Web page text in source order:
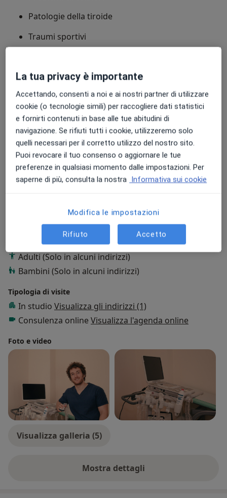
Patologie della tiroide
Traumi sportivi
orari di appuntamento, perché il tempo e la serenità
del paziente sono importanti quanto la qualità
dell’esame diagnostico.
Altro Su di me
Aree di competenza principali:
Radiodiagnostica
Radiologia oncologica
Radiologia e diagnostica per immagini
Aneurisma aortico
Osteoartrosi
Presso questo indirizzo visito
Adulti (Solo in alcuni indirizzi)
Bambini (Solo in alcuni indirizzi)
Tipologia di visite
In studio Visualizza gli indirizzi (1)
Consulenza online Visualizza l'agenda online
Foto e video
Visualizza galleria (5)
Mostra dettagli
sull'esperienza
La tua privacy è importante
Accettando, consenti a noi e ai nostri partner di utilizzare
cookie (o tecnologie simili) per raccogliere dati statistici
e fornirti contenuti in base alle tue abitudini di
navigazione. Se rifiuti tutti i cookie, utilizzeremo solo
quelli necessari per il corretto utilizzo del nostro sito.
Puoi revocare il tuo consenso o aggiornare le tue
preferenze in qualsiasi momento dalle impostazioni. Per
saperne di più, consulta la nostra Informativa sui cookie
Modifica le impostazioni
Rifiuto Accetto